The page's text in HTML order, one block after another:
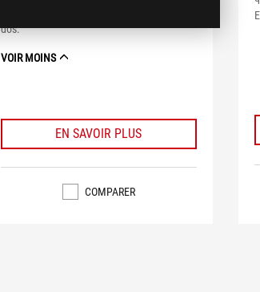
dos.
VOIR MOINS
EN SAVOIR PLUS
COMPARER